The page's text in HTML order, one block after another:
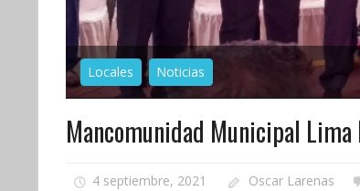
Locales Noticias
Mancomunidad Municipal
4 septiembre, 2021 Oscar Larenas